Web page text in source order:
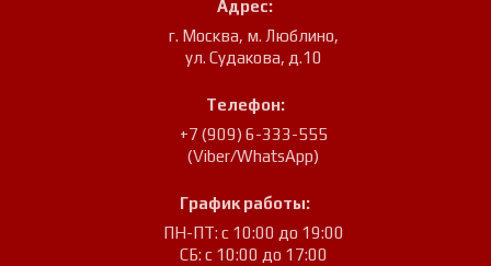
Адрес:
г. Москва, м. Люблино,
ул. Судакова, д.10
Телефон:
+7 (909) 6-333-555
(Viber/WhatsApp)
График работы:
ПН-ПТ: с 10:00 до 19:00
СБ: с 10:00 до 17:00